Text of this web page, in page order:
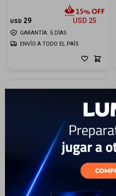
USD 29 USD 25
GARANTÍA: 5 DÍAS
ENVÍO A TODO EL PAÍS